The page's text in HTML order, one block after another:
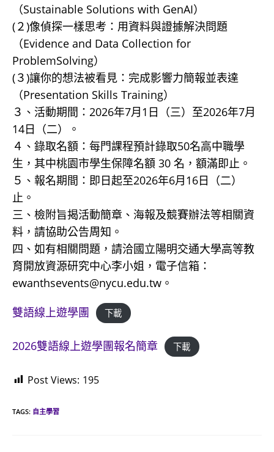
（Sustainable Solutions with GenAI）
(２)像偵探一樣思考：用資料與證據解決問題
（Evidence and Data Collection for
ProblemSolving）
(３)讓你的想法被看見：完成影響力簡報並表達
（Presentation Skills Training）
３、活動期間：2026年7月1日（三）至2026年7月
14日（二）。
４、錄取名額：每門課程預計錄取50名高中職學
生，其中桃園市學生保障名額 30 名，額滿即止。
５、報名期間：即日起至2026年6月16日（二）
止。
三、檢附旨揭活動簡章、海報及競賽辦法等相關資
料，請協助公告周知。
四、如有相關問題，請洽國立陽明交通大學高等教
育開放資源研究中心李小姐，電子信箱：
ewanthsevents@nycu.edu.tw。
雙語線上遊學團
下載
2026雙語線上遊學團報名簡章 下載
Post Views: 195
TAGS: 自主學習